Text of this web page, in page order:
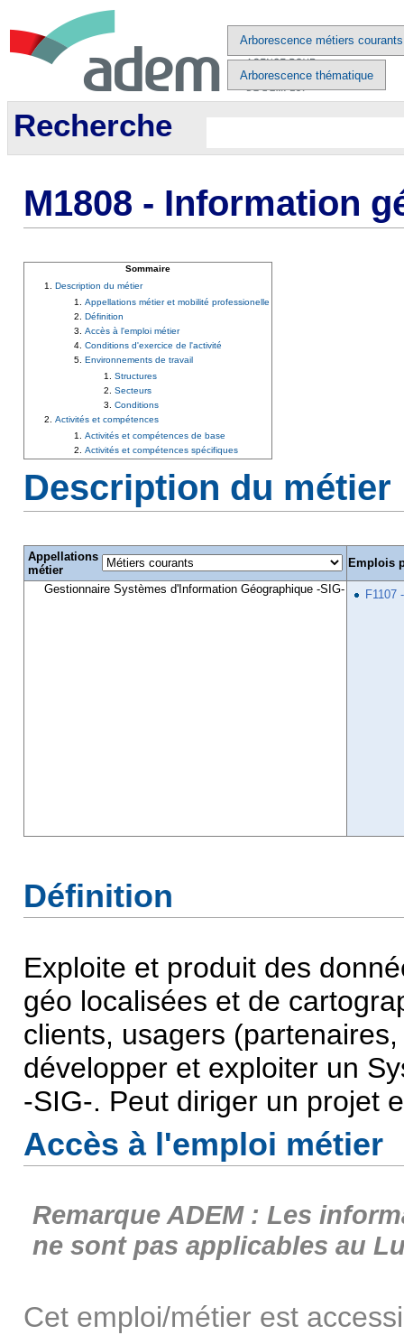
Arborescence métiers courants
Arborescence thématique
Recherche
M1808 - Information
Sommaire
Description du métier
Appellations métier et mobilité professionelle
Définition
Accès à l'emploi métier
Conditions d'exercice de l'activité
Environnements de travail
Structures
Secteurs
Conditions
Activités et compétences
Activités et compétences de base
Activités et compétences spécifiques
Description du métier
Appellations
métier
Emplois
Gestionnaire Systèmes d'Information Géographique -SIG-
F1107
Définition
Exploite et produit des
géo localisées et de
clients, usagers
développer et exploiter un
-SIG-. Peut diriger un projet
Accès à l'emploi métier
Remarque ADEM : Les
ne sont pas applicables au
Cet emploi/métier est